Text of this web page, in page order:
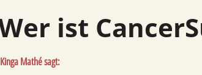
Wer ist
Kinga Mathé sagt: